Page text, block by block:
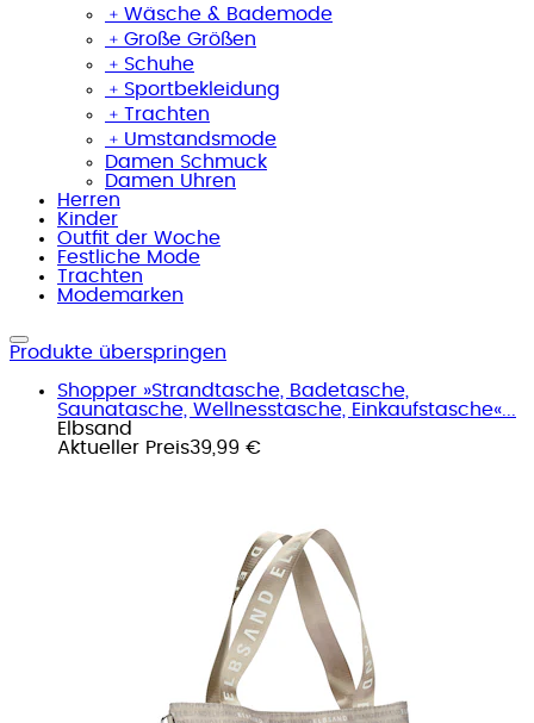
﹢ Wäsche & Bademode
﹢ Große Größen
﹢ Schuhe
﹢ Sportbekleidung
﹢ Trachten
﹢ Umstandsmode
Damen Schmuck
Damen Uhren
Herren
Kinder
Outfit der Woche
Festliche Mode
Trachten
Modemarken
Produkte überspringen
Shopper »Strandtasche, Badetasche,
Saunatasche, Wellnesstasche, Einkaufstasche«...
Elbsand
Aktueller Preis39,99 €